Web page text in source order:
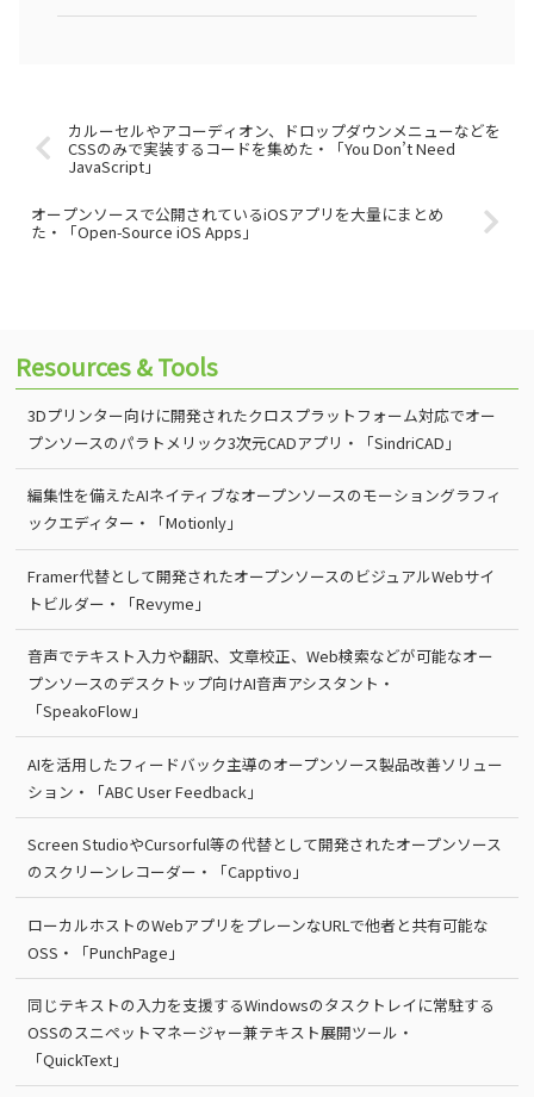
カルーセルやアコーディオン、ドロップダウンメニューなどを
CSSのみで実装するコードを集めた・「You Don’t Need
JavaScript」
オープンソースで公開されているiOSアプリを大量にまとめ
た・「Open-Source iOS Apps」
Resources & Tools
3Dプリンター向けに開発されたクロスプラットフォーム対応でオー
プンソースのパラトメリック3次元CADアプリ・「SindriCAD」
編集性を備えたAIネイティブなオープンソースのモーショングラフィ
ックエディター・「Motionly」
Framer代替として開発されたオープンソースのビジュアルWebサイ
トビルダー・「Revyme」
音声でテキスト入力や翻訳、文章校正、Web検索などが可能なオー
プンソースのデスクトップ向けAI音声アシスタント・
「SpeakoFlow」
AIを活用したフィードバック主導のオープンソース製品改善ソリュー
ション・「ABC User Feedback」
Screen StudioやCursorful等の代替として開発されたオープンソース
のスクリーンレコーダー・「Capptivo」
ローカルホストのWebアプリをプレーンなURLで他者と共有可能な
OSS・「PunchPage」
同じテキストの入力を支援するWindowsのタスクトレイに常駐する
OSSのスニペットマネージャー兼テキスト展開ツール・
「QuickText」